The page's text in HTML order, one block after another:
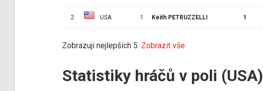
2. USA 1 Keith PETRUZZELLI 1
Zobrazuji nejlepších 5. Zobrazit vše.
Statistiky hráčů v poli (USA)